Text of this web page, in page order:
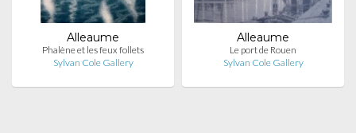
Alleaume
Phalène et les feux follets
Sylvan Cole Gallery
Alleaume
Le port de Rouen
Sylvan Cole Gallery